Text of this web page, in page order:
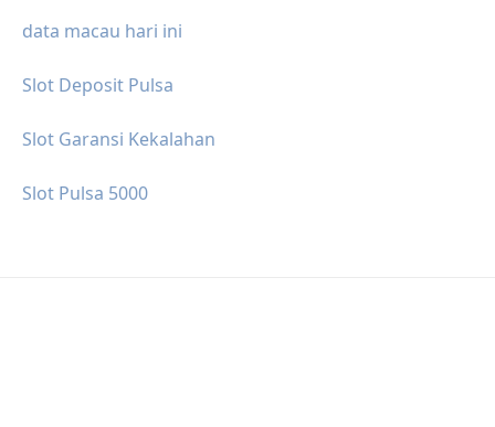
data macau hari ini
Slot Deposit Pulsa
Slot Garansi Kekalahan
Slot Pulsa 5000